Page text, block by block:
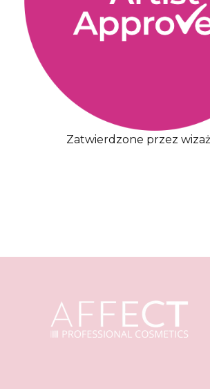
Zatwierdzone przez